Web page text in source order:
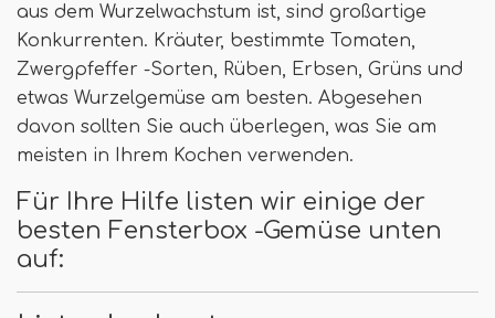
aus dem Wurzelwachstum ist, sind großartige
Konkurrenten. Kräuter, bestimmte Tomaten,
Zwergpfeffer -Sorten, Rüben, Erbsen, Grüns und
etwas Wurzelgemüse am besten. Abgesehen
davon sollten Sie auch überlegen, was Sie am
meisten in Ihrem Kochen verwenden.
Für Ihre Hilfe listen wir einige der
besten Fensterbox -Gemüse unten
auf: